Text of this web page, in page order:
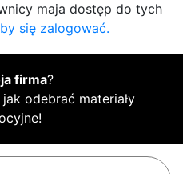
maja dostęp do tych
się zalogować.
firma?
odebrać materiały